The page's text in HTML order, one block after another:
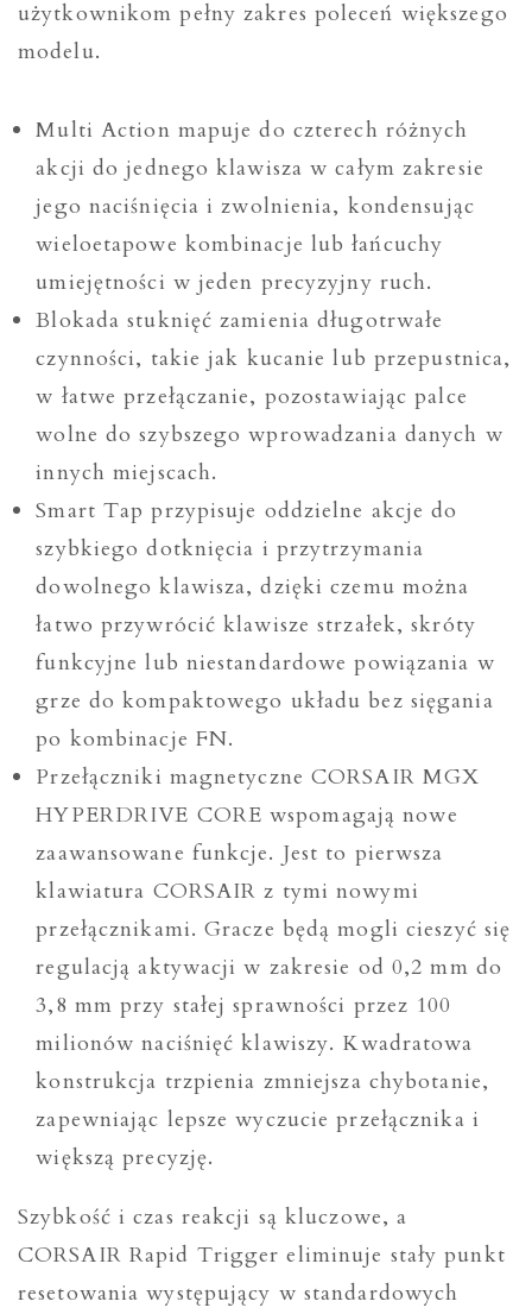
użytkownikom pełny zakres poleceń większego
modelu.
Multi Action mapuje do czterech różnych
akcji do jednego klawisza w całym zakresie
jego naciśnięcia i zwolnienia, kondensując
wieloetapowe kombinacje lub łańcuchy
umiejętności w jeden precyzyjny ruch.
Blokada stuknięć zamienia długotrwałe
czynności, takie jak kucanie lub przepustnica,
w łatwe przełączanie, pozostawiając palce
wolne do szybszego wprowadzania danych w
innych miejscach.
Smart Tap przypisuje oddzielne akcje do
szybkiego dotknięcia i przytrzymania
dowolnego klawisza, dzięki czemu można
łatwo przywrócić klawisze strzałek, skróty
funkcyjne lub niestandardowe powiązania w
grze do kompaktowego układu bez sięgania
po kombinacje FN.
Przełączniki magnetyczne CORSAIR MGX
HYPERDRIVE CORE wspomagają nowe
zaawansowane funkcje. Jest to pierwsza
klawiatura CORSAIR z tymi nowymi
przełącznikami. Gracze będą mogli cieszyć się
regulacją aktywacji w zakresie od 0,2 mm do
3,8 mm przy stałej sprawności przez 100
milionów naciśnięć klawiszy. Kwadratowa
konstrukcja trzpienia zmniejsza chybotanie,
zapewniając lepsze wyczucie przełącznika i
większą precyzję.
Szybkość i czas reakcji są kluczowe, a
CORSAIR Rapid Trigger eliminuje stały punkt
resetowania występujący w standardowych